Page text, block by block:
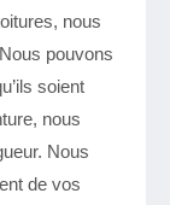
nous
pouvons
soient
nous
Nous
de vos